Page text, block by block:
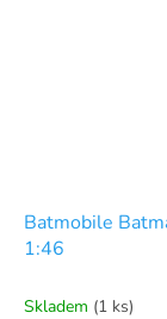
Batmobile Batman
1:46
Skladem (1 ks)